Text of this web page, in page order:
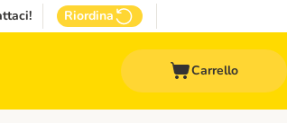
Riordina
Carrello